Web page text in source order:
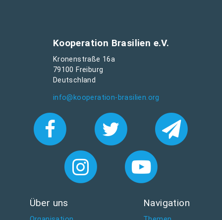
Kooperation Brasilien e.V.
Kronenstraße 16a
79100 Freiburg
Deutschland
info@kooperation-brasilien.org
Über uns Navigation